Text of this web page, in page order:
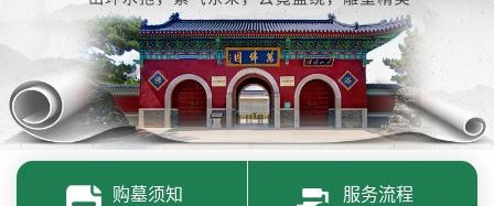
购墓须知 服务流程